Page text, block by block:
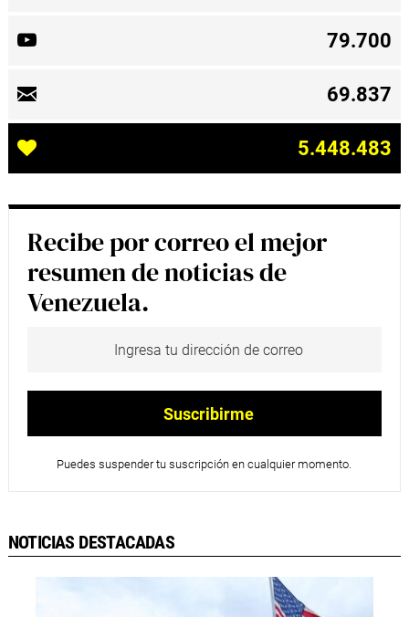
79.700
69.837
5.448.483
Recibe por correo el mejor
resumen de noticias de
Venezuela.
Puedes suspender tu suscripción en cualquier momento.
NOTICIAS DESTACADAS